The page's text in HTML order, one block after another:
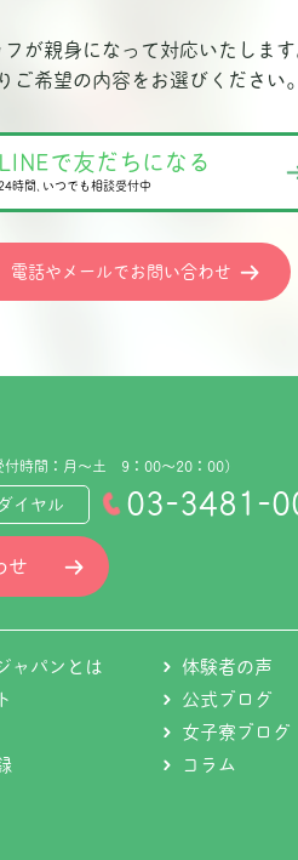
が親身になって対応いたします
ご希望の内容をお選びください。
LINEで友だちになる
24時間､いつでも相談受付中
電話やメールでお問い合わせ
付時間：月～土 9：00～20：00）
イヤル 03-3481-
せ
ャパンとは
体験者の声
公式ブログ
女子寮ブログ
コラム